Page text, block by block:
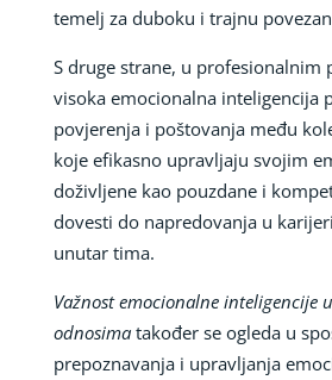
temelj za duboku i trajnu
S druge strane, u profesionalnim
visoka emocionalna inteligencija
povjerenja i poštovanja među
koje efikasno upravljaju svojim
doživljene kao pouzdane i
dovesti do napredovanja u
unutar tima.
Važnost emocionalne inteligencije
odnosimatakođer se ogleda u
prepoznavanja i upravljanja